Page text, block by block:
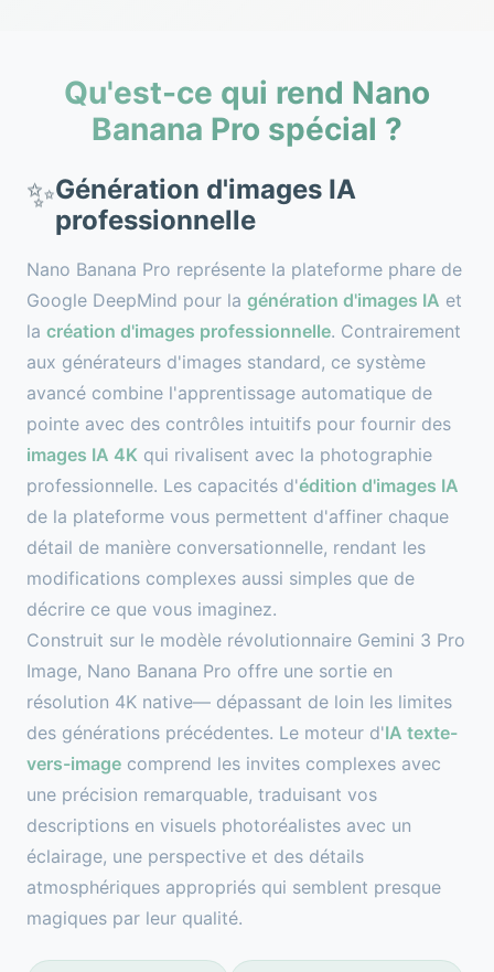
Qu'est-ce qui rend Nano
Banana Pro spécial ?
✨Génération d'images IA
professionnelle
Nano Banana Pro représente la plateforme phare de
Google DeepMind pour la génération d'images IA et
la création d'images professionnelle. Contrairement
aux générateurs d'images standard, ce système
avancé combine l'apprentissage automatique de
pointe avec des contrôles intuitifs pour fournir des
images IA 4K qui rivalisent avec la photographie
professionnelle. Les capacités d'édition d'images IA
de la plateforme vous permettent d'affiner chaque
détail de manière conversationnelle, rendant les
modifications complexes aussi simples que de
décrire ce que vous imaginez.
Construit sur le modèle révolutionnaire Gemini 3 Pro
Image, Nano Banana Pro offre une sortie en
résolution 4K native— dépassant de loin les limites
des générations précédentes. Le moteur d'IA texte-
vers-image comprend les invites complexes avec
une précision remarquable, traduisant vos
descriptions en visuels photoréalistes avec un
éclairage, une perspective et des détails
atmosphériques appropriés qui semblent presque
magiques par leur qualité.